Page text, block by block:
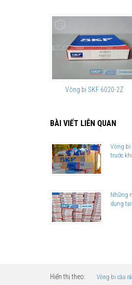
Vòng bi SKF 6020-2Z
BÀI VIẾT LIÊN QUAN
Vòng bi
trước
Những
dụng
Hiển thị theo: Vòng bi cầu